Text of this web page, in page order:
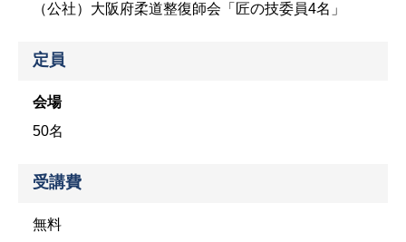
（公社）大阪府柔道整復師会「匠の技委員4名」
定員
会場
50名
受講費
無料